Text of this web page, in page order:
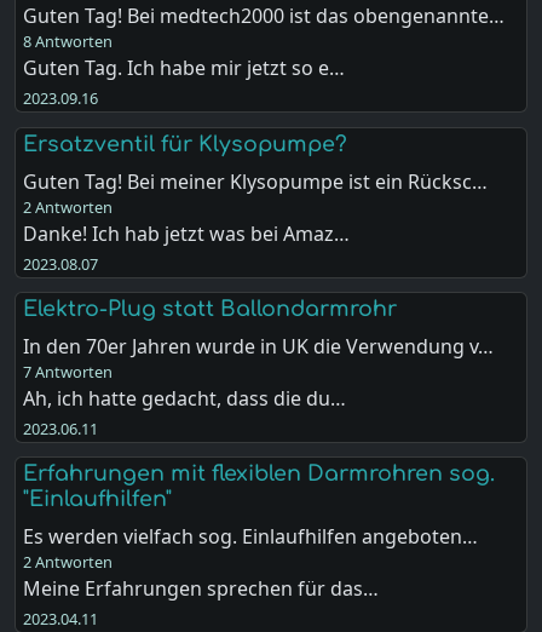
Guten Tag! Bei medtech2000 ist das obengenannte…
8 Antworten
Guten Tag. Ich habe mir jetzt so e…
2023.09.16
Ersatzventil für Klysopumpe?
Guten Tag! Bei meiner Klysopumpe ist ein Rücksc…
2 Antworten
Danke! Ich hab jetzt was bei Amaz…
2023.08.07
Elektro-Plug statt Ballondarmrohr
In den 70er Jahren wurde in UK die Verwendung v…
7 Antworten
Ah, ich hatte gedacht, dass die du…
2023.06.11
Erfahrungen mit flexiblen Darmrohren sog.
"Einlaufhilfen"
Es werden vielfach sog. Einlaufhilfen angeboten…
2 Antworten
Meine Erfahrungen sprechen für das…
2023.04.11